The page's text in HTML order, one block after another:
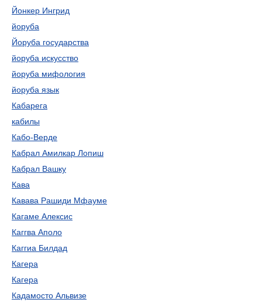
Йонкер Ингрид
йоруба
Йоруба государства
йоруба искусство
йоруба мифология
йоруба язык
Кабарега
кабилы
Кабо-Верде
Кабрал Амилкар Лопиш
Кабрал Вашку
Кава
Кавава Рашиди Мфауме
Кагаме Алексис
Каггва Аполо
Каггиа Билдад
Кагера
Кагера
Кадамосто Альвизе